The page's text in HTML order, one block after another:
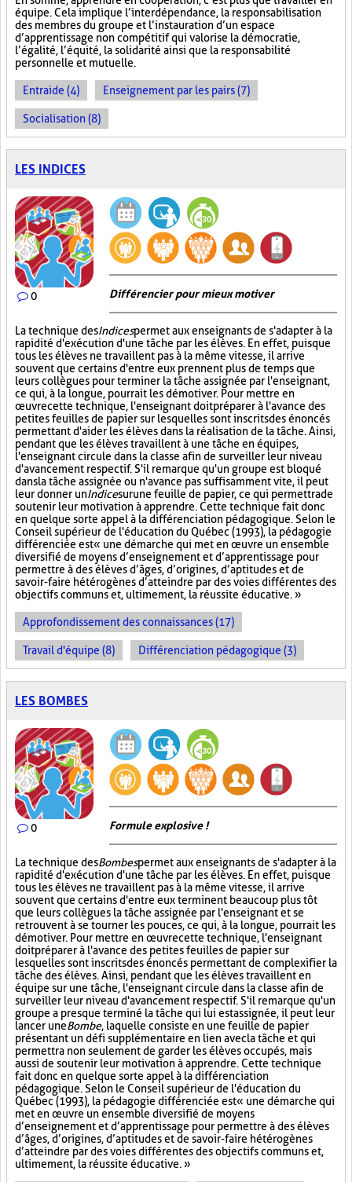
équipe. Cela implique l’interdépendance, la responsabilisation
des membres du groupe et l’instauration d’un espace
d’apprentissage non compétitif qui valorise la démocratie,
l’égalité, l’équité, la solidarité ainsi que la responsabilité
personnelle et mutuelle.
Entraide (4) Enseignement par les pairs (7)
Socialisation (8)
LES INDICES
0 Différencier pour mieux motiver
La technique desIndicespermet aux enseignants de s'adapter à la
rapidité d'exécution d'une tâche par les élèves. En effet, puisque
tous les élèves ne travaillent pas à la même vitesse, il arrive
souvent que certains d'entre eux prennent plus de temps que
leurs collègues pour terminer la tâche assignée par l'enseignant,
ce qui, à la longue, pourrait les démotiver. Pour mettre en
œuvre cette technique, l'enseignant doit préparer à l'avance des
petites feuilles de papier sur lesquelles sont inscrits des énoncés
permettant d'aider les élèves dans la réalisation de la tâche. Ainsi,
pendant que les élèves travaillent à une tâche en équipes,
l'enseignant circule dans la classe afin de surveiller leur niveau
d'avancement respectif. S'il remarque qu'un groupe est bloqué
dans la tâche assignée ou n'avance pas suffisamment vite, il peut
leur donner unIndicesurune feuille de papier, ce qui permettra de
soutenir leur motivation à apprendre. Cette technique fait donc
en quelque sorte appel à la différenciation pédagogique. Selon le
Conseil supérieur de l'éducation du Québec (1993), la pédagogie
différenciée est « une démarche qui met en œuvre un ensemble
diversifié de moyens d’enseignement et d’apprentissage pour
permettre à des élèves d’âges, d’origines, d’aptitudes et de
savoir-faire hétérogènes d’atteindre par des voies différentes des
objectifs communs et, ultimement, la réussite éducative. »
Approfondissement des connaissances (17)
Travail d'équipe (8) Différenciation pédagogique (3)
LES BOMBES
0 Formule explosive !
La technique desBombespermet aux enseignants de s'adapter à la
rapidité d'exécution d'une tâche par les élèves. En effet, puisque
tous les élèves ne travaillent pas à la même vitesse, il arrive
souvent que certains d'entre eux terminent beaucoup plus tôt
que leurs collègues la tâche assignée par l'enseignant et se
retrouvent à se tourner les pouces, ce qui, à la longue, pourrait les
démotiver. Pour mettre en œuvre cette technique, l'enseignant
doit préparer à l'avance des petites feuilles de papier sur
lesquelles sont inscrits des énoncés permettant de complexifier la
tâche des élèves. Ainsi, pendant que les élèves travaillent en
équipe sur une tâche, l'enseignant circule dans la classe afin de
surveiller leur niveau d'avancement respectif. S'il remarque qu'un
groupe a presque terminé la tâche qui lui est assignée, il peut leur
lancer uneBombe, laquelle consiste en une feuille de papier
présentant un défi supplémentaire en lien avec la tâche et qui
permettra non seulement de garder les élèves occupés, mais
aussi de soutenir leur motivation à apprendre. Cette technique
fait donc en quelque sorte appel à la différenciation
pédagogique. Selon le Conseil supérieur de l'éducation du
Québec (1993), la pédagogie différenciée est « une démarche qui
met en œuvre un ensemble diversifié de moyens
d’enseignement et d’apprentissage pour permettre à des élèves
d’âges, d’origines, d’aptitudes et de savoir-faire hétérogènes
d’atteindre par des voies différentes des objectifs communs et,
ultimement, la réussite éducative. »